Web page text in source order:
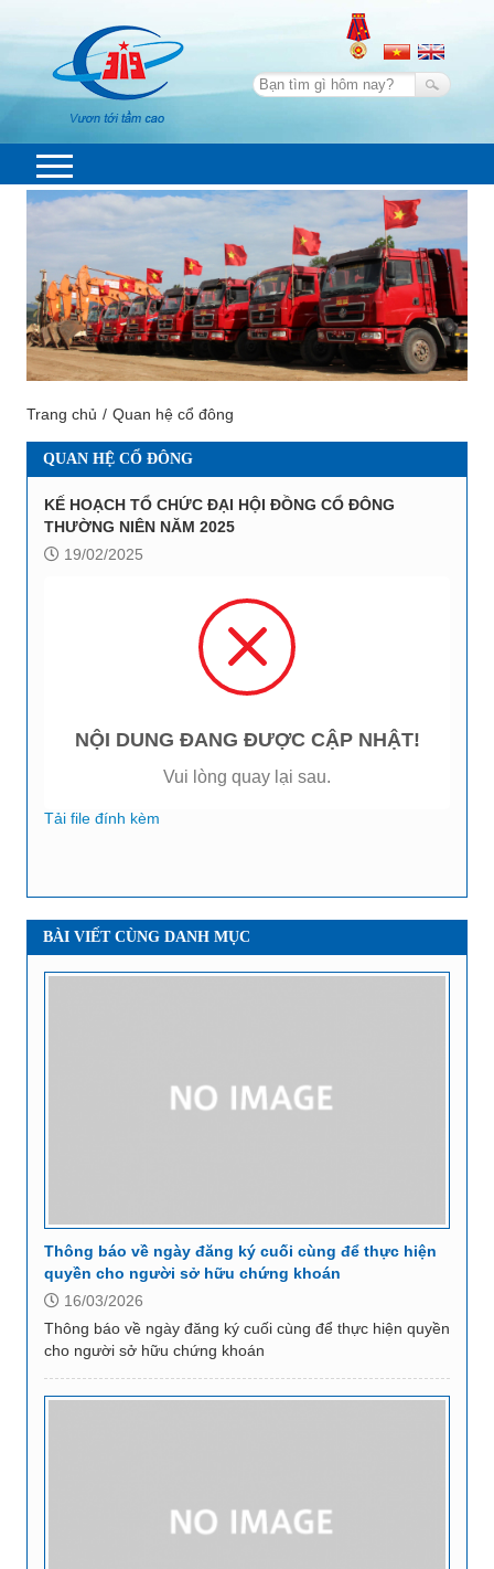
Trang chủ Quan hệ cổ đông
QUAN HỆ CỔ ĐÔNG
KẾ HOẠCH TỔ CHỨC ĐẠI HỘI ĐỒNG CỔ ĐÔNG
THƯỜNG NIÊN NĂM 2025
19/02/2025
NỘI DUNG ĐANG ĐƯỢC CẬP NHẬT!
Vui lòng quay lại sau.
Tải file đính kèm
BÀI VIẾT CÙNG DANH MỤC
Thông báo về ngày đăng ký cuối cùng để thực hiện
quyền cho người sở hữu chứng khoán
16/03/2026
Thông báo về ngày đăng ký cuối cùng để thực hiện quyền
cho người sở hữu chứng khoán